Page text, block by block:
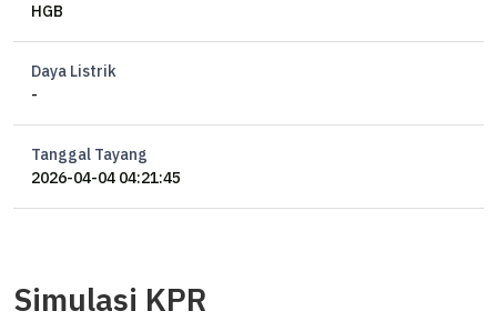
HGB
Daya Listrik
-
Tanggal Tayang
2026-04-04 04:21:45
Simulasi KPR